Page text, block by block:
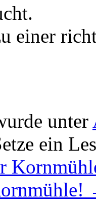
einer
unter
ein